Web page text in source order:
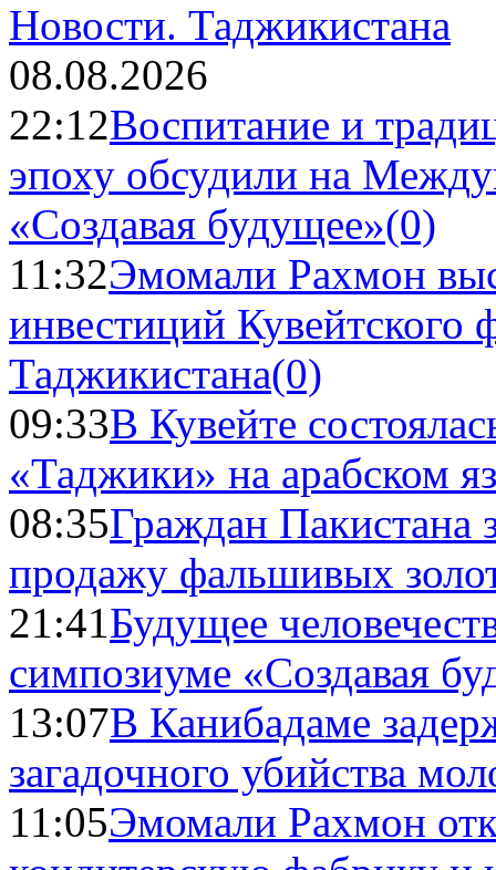
Новости. Таджикистана
08.08.2026
22:12Воспитание и
эпоху обсудили на
«Создавая будущее»(0)
11:32Эмомали Рахмон
инвестиций Кувейтского
Таджикистана(0)
09:33В Кувейте
«Таджики» на арабском
08:35Граждан Пакистана
продажу фальшивых
21:41Будущее
симпозиуме «Создавая
13:07В Канибадаме
загадочного убийства
11:05Эмомали Рахмон